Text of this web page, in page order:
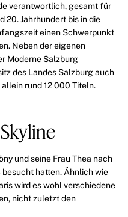
verantwortlich, gesamt für
20. Jahrhundert bis in die
einen Schwerpunkt
Neben der eigenen
Moderne Salzburg
des Landes Salzburg auch
rund 12 000 Titeln.
und seine Frau Thea nach
hatten. Ähnlich wie
wird es wohl verschiedene
nicht zuletzt den